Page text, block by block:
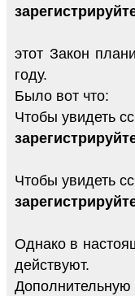
этот Закон
году.
Было вот что:
Чтобы увидеть
Чтобы увидеть
Однако в
действуют.